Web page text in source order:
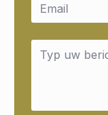
Message